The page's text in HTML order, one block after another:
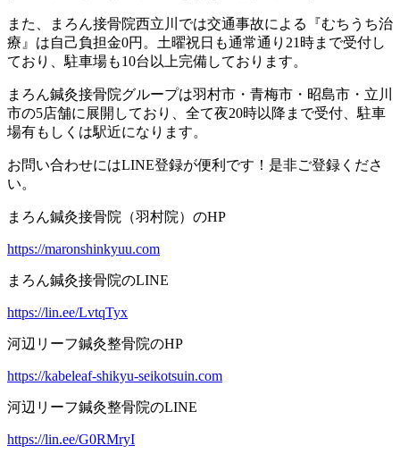
また、まろん接骨院西立川では交通事故による『むちうち治
療』は自己負担金0円。土曜祝日も通常通り21時まで受付し
ており、駐車場も10台以上完備しております。
まろん鍼灸接骨院グループは羽村市・青梅市・昭島市・立川
市の5店舗に展開しており、全て夜20時以降まで受付、駐車
場有もしくは駅近になります。
お問い合わせにはLINE登録が便利です！是非ご登録くださ
い。
まろん鍼灸接骨院（羽村院）のHP
https://maronshinkyuu.com
まろん鍼灸接骨院のLINE
https://lin.ee/LvtqTyx
河辺リーフ鍼灸整骨院のHP
https://kabeleaf-shikyu-seikotsuin.com
河辺リーフ鍼灸整骨院のLINE
https://lin.ee/G0RMryI